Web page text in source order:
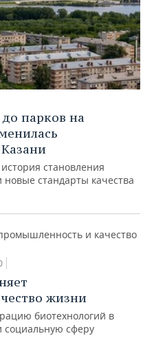
парков на
становления
новые стандарты качества
жизни
биотехнологий в
социальную сферу